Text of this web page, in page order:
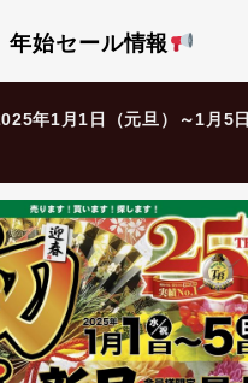
年始セール情報
年1月1日（元旦）～1月5日